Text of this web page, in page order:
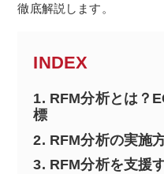
徹底解説します。
INDEX
1. RFM分析とは？
標
2. RFM分析の実施
3. RFM分析を支援